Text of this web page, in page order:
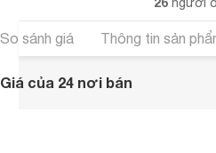
So sánh giá Thông tin sản
Giá của 24 nơi bán